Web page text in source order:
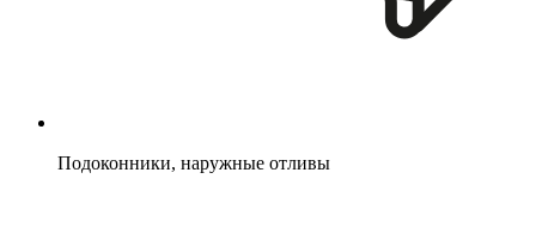
Подоконники, наружные отливы